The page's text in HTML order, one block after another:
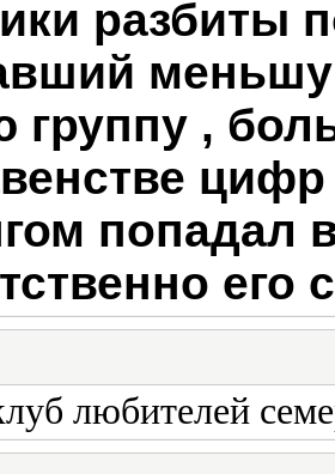
разбиты
группу ,
попадал
его
любителей